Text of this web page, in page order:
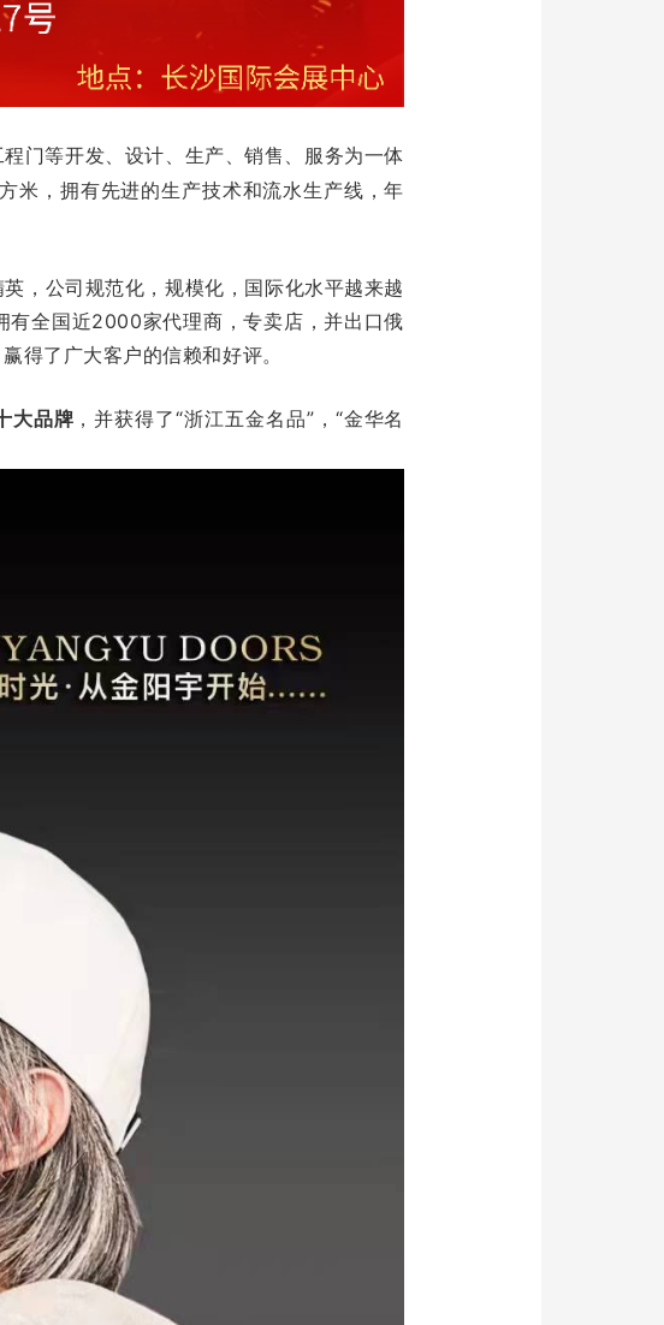
门等开发、设计、生产、销售、服务为一体
米，拥有先进的生产技术和流水生产线，年
，公司规范化，规模化，国际化水平越来越
有全国近2000家代理商，专卖店，并出口俄
得了广大客户的信赖和好评。
大品牌 ，并获得了“浙江五金名品”，“金华名